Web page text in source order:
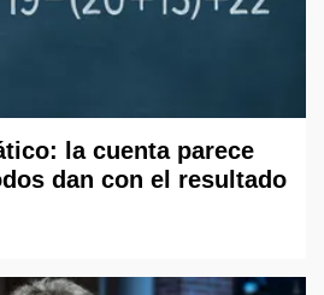
la cuenta parece
dan con el resultado